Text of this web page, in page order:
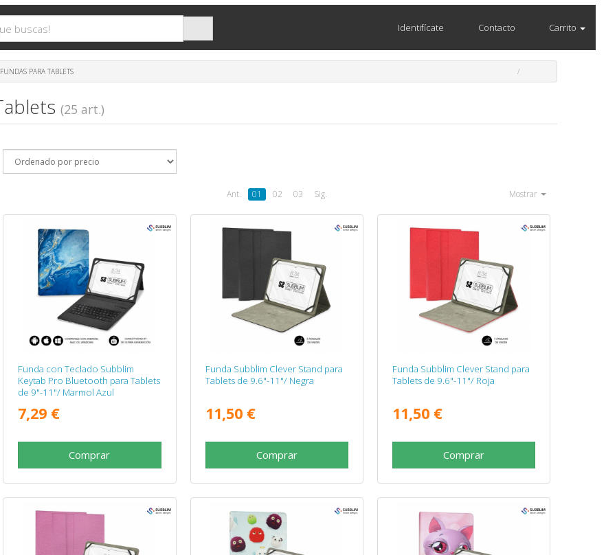
Identifícate Contacto Carrito
FUNDAS PARA TABLETS
(25 art.)
Ant. 01 02 03 Sig. Mostrar
Funda con Teclado Subblim
Keytab Pro Bluetooth para Tablets
de 9"-11"/ Marmol Azul
7,29 €
Comprar
Funda Subblim Clever Stand para
Tablets de 9.6"-11"/ Negra
11,50 €
Comprar
Funda Subblim Clever Stand para
Tablets de 9.6"-11"/ Roja
11,50 €
Comprar